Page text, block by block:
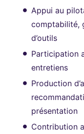
Appui au
comptabilité,
d’outils
Participation
entretiens
Production
présentation
Contribution